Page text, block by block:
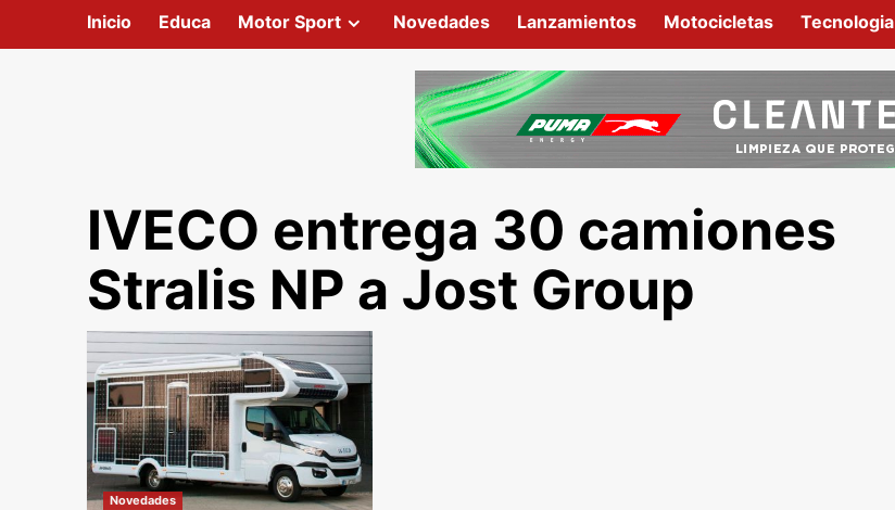
Inicio Educa Motor Sport Novedades Lanzamientos Motocicletas Tecnologia
IVECO entrega 30 camiones
Stralis NP a Jost Group
Novedades